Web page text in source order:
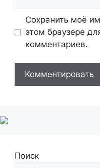
Сохранить моё
этом браузере
комментариев.
Поиск